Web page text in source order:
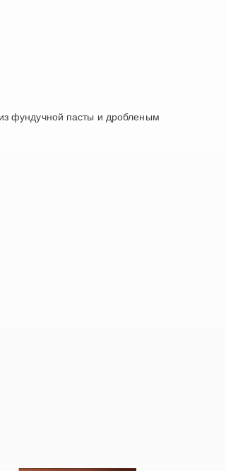
фундучной пасты и дробленым